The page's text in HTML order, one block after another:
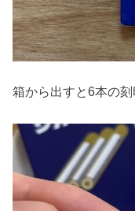
箱から出すと6本の刻